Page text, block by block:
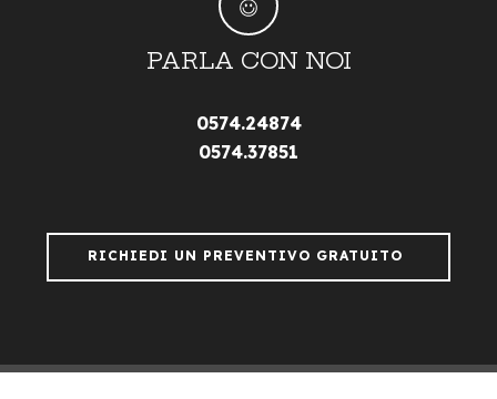
PARLA CON NOI
0574.24874
0574.37851
RICHIEDI UN PREVENTIVO GRATUITO